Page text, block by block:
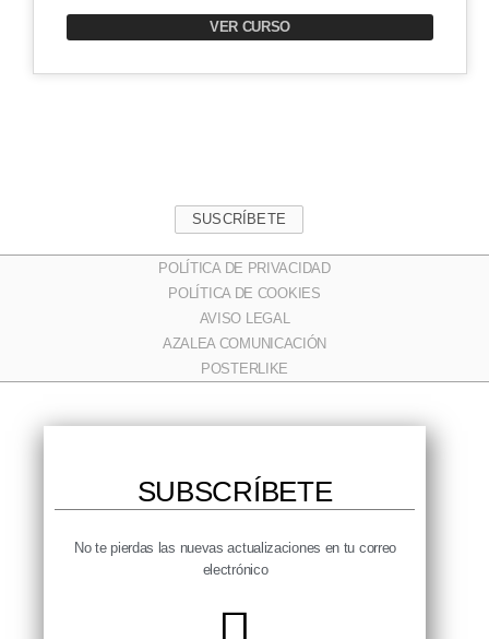
VER CURSO
SUSCRÍBETE
POLÍTICA DE PRIVACIDAD
POLÍTICA DE COOKIES
AVISO LEGAL
AZALEA COMUNICACIÓN
POSTERLIKE
SUBSCRÍBETE​
No te pierdas las nuevas actualizaciones en tu correo
electrónico​